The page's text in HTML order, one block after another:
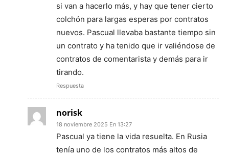
si van a hacerlo más, y hay que tener cierto
colchón para largas esperas por contratos
nuevos. Pascual llevaba bastante tiempo sin
un contrato y ha tenido que ir valiéndose de
contratos de comentarista y demás para ir
tirando.
Respuesta
norisk
18 noviembre 2025 En 13:27
Pascual ya tiene la vida resuelta. En Rusia
tenía uno de los contratos más altos de